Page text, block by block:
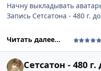
Начну выкладывать
Запись Сетсатона - 480 г.
Читать далее...
Сетсатон - 480